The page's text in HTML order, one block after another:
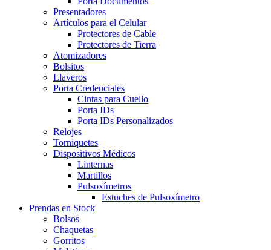
Presentadores
Artículos para el Celular
Protectores de Cable
Protectores de Tierra
Atomizadores
Bolsitos
Llaveros
Porta Credenciales
Cintas para Cuello
Porta IDs
Porta IDs Personalizados
Relojes
Torniquetes
Dispositivos Médicos
Linternas
Martillos
Pulsoxímetros
Estuches de Pulsoxímetro
Prendas en Stock
Bolsos
Chaquetas
Gorritos